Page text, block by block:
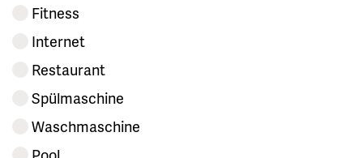
Fitness
Internet
Restaurant
Spülmaschine
Waschmaschine